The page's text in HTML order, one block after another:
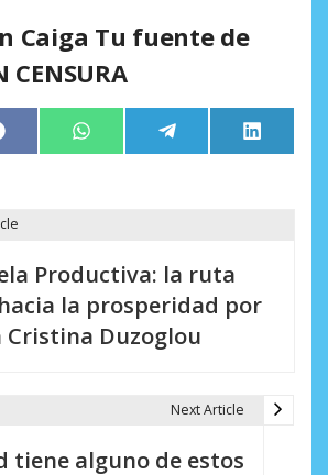
Caiga Tu fuente de
Compartir
en
Facebook Compartir
en
WhatsApp Compartir
en
Telegram
en
LinkedIn
Productiva: la ruta
la prosperidad por
Cristina Duzoglou
Next Article
tiene alguno de estos